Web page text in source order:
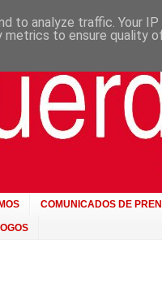
COMUNICADOS DE
to analyze traffic. Your
to ensure quality